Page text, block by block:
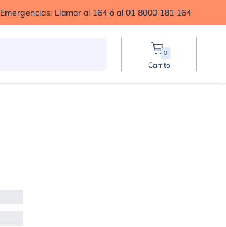
Emergencias: Llamar al 164 ó al 01 8000 181 164
0
Carrito